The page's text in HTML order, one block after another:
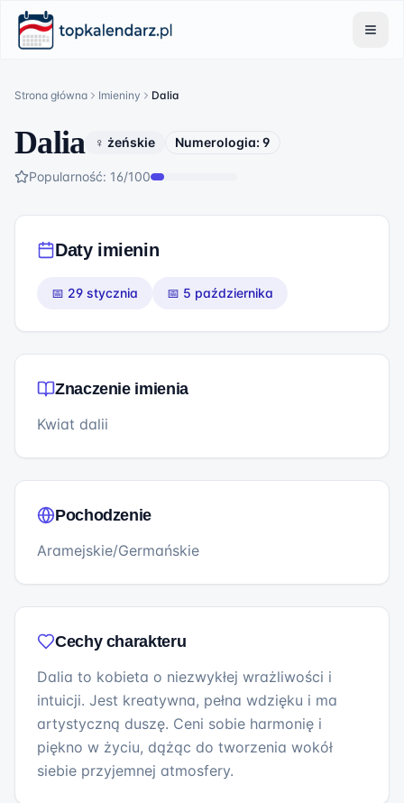
Strona główna Imieniny Dalia
Dalia ♀ żeńskie Numerologia:9
Popularność: 16/100
Daty imienin
📅 29 stycznia 📅 5 października
Znaczenie imienia
Kwiat dalii
Pochodzenie
Aramejskie/Germańskie
Cechy charakteru
Dalia to kobieta o niezwykłej wrażliwości i
intuicji. Jest kreatywna, pełna wdzięku i ma
artystyczną duszę. Ceni sobie harmonię i
piękno w życiu, dążąc do tworzenia wokół
siebie przyjemnej atmosfery.